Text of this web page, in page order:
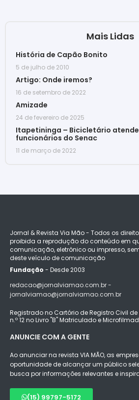
Mais Lidas
História de Capão Bonito
5 de julho de 2010
Artigo: Onde iremos?
16 de setembro de 2022
Amizade
24 de fevereiro de 2025
Itapetininga – Bicicletário atende
funcionários do Senac
11 de março de 2022
Jornal & Revista Via Mão - Todos os
proibida a reprodução do conteúdo em
comunicação, eletrônico ou impresso,
deste veículo de comunicação
Fundação - Desde 2003
redacao@jornalviamao.com.br -
jornalviamao@jornalviamao.com.br
Registrado no Cartório de Registro Civil
n.º 12 no Livro "B" Matriculado e
ANUNCIE COM A GENTE
Ao anunciar na revista VIA MÃO, as
oportunidade de alcançar um público
busca por informações relevantes e
(15) 99797-5172